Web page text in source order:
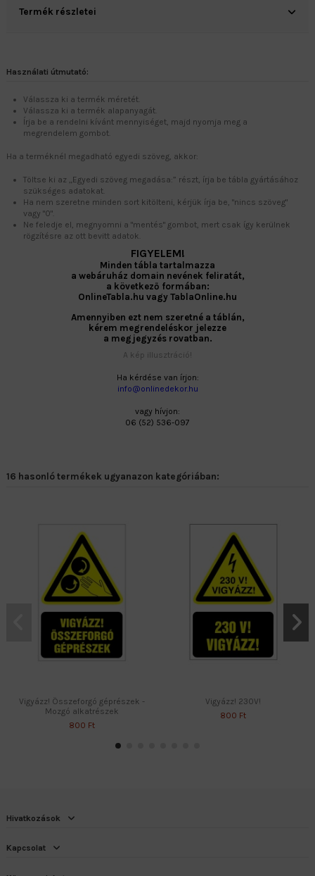
Termék részletei
Használati útmutató:
Válassza ki a termék méretét.
Válassza ki a termék alapanyagát.
Írja be a rendelni kívánt mennyiséget, majd nyomja meg a
megrendelem gombot.
Ha a terméknél megadható egyedi szöveg, akkor:
Töltse ki az „Egyedi szöveg megadása:” részt, írja be tábla gyártásához
szükséges adatokat.
Ha nem szeretne minden sort kitölteni, kérjük írja be, "nincs szöveg"
vagy "0".
Ne feledje el, megnyomni a "mentés" gombot, mert csak így kerülnek
rögzítésre az ott bevitt adatok.
FIGYELEM!
Minden tábla tartalmazza
a webáruház domain nevének feliratát,
a következő formában:
OnlineTabla.hu vagy TablaOnline.hu
Amennyiben ezt nem szeretné a táblán,
kérem megrendeléskor jelezze
a megjegyzés rovatban.
A kép illusztráció!
Ha kérdése van írjon:
info@onlinedekor.hu
vagy hívjon:
06 (52) 536-097
16 hasonló termékek ugyanazon kategóriában:
Vigyázz! Összeforgó géprészek -
Mozgó alkatrészek
800 Ft
Vigyázz! 230V!
800 Ft
Hivatkozások
Kapcsolat